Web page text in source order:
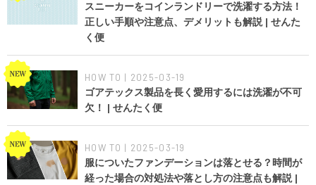
スニーカーをコインランドリーで洗濯する方法！
正しい手順や注意点、デメリットも解説 | せんた
く便
HOW TO | 2025-03-19
ゴアテックス製品を長く愛用するには洗濯が不可
欠！ | せんたく便
HOW TO | 2025-03-19
服についたファンデーションは落とせる？時間が
経った場合の対処法や落とし方の注意点も解説 |